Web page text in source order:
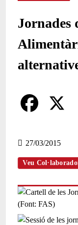
Jornades
Comparteix
a
c
b
o
27/03/2015
Veu